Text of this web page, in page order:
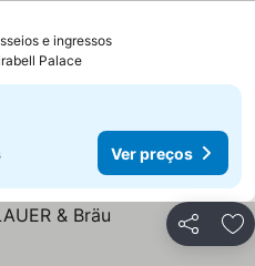
e ingressosVer preços
Palace
Ver preços
Partilhar